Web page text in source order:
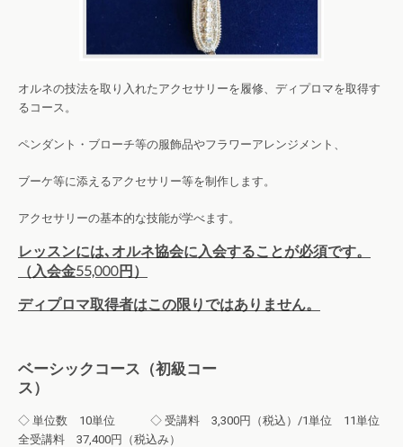
オルネの技法を取り入れたアクセサリーを履修、ディプロマを取得す
るコース。
ペンダント・ブローチ等の服飾品やフラワーアレンジメント、
ブーケ等に添えるアクセサリー等を制作します。
アクセサリーの基本的な技能が学べます。
レッスンには､オルネ協会に入会することが必須です。
（入会金55,000円）
ディプロマ取得者はこの限りではありません。
ベーシックコース（初級コー
ス）
◇ 単位数 10単位 ◇ 受講料 3,300円（税込）/1単位 11単位
全受講料 37,400円（税込み）